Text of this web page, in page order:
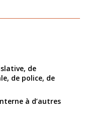
de
de police, de
à d’autres